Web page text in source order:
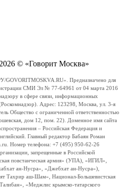
© «Говорит Москва»
Предназначено для
СМИ Эл № 77-64961 от 04 марта 2016
в сфере связи, информационных
Адрес: 123298, Москва, ул. 3-я
Общество с ограниченной ответственностью
дом 12, пом. 22). Доменное имя сайта
– Российская Федерация и
Главный редактор Бабаян Роман
Номер телефона: +7 (495) 950-62-26
запрещенные в Российской
повстанческая армия» (УПА), «ИГИЛ»,
ан-Нусра», «Джебхат ан-Нусра»),
Тахрир аш-Шам», Национал-Большевистская
«Меджлис крымско-татарского